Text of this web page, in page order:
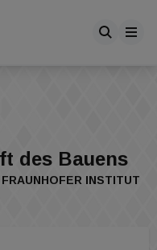
des Bauens
INSTITUT